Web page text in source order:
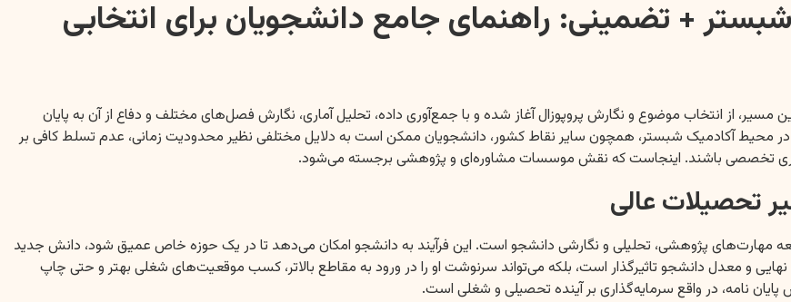
+ تضمینی: راهنمای جامع دانشجویان برای انتخابی
از انتخاب موضوع و نگارش پروپوزال آغاز شده و با جمع‌آوری داده، تحلیل آماری، نگارش فصل‌های مختلف و دفاع از آن به پایان
محیط آکادمیک شبستر، همچون سایر نقاط کشور، دانشجویان ممکن است به دلایل مختلفی نظیر محدودیت زمانی، عدم تسلط کافی بر
یاری تخصصی باشند. اینجاست که نقش موسسات مشاوره‌ای و پژوهشی برجسته می‌شود.
تحصیلات عالی
مهارت‌های پژوهشی، تحلیلی و نگارشی دانشجو است. این فرآیند به دانشجو امکان می‌دهد تا در یک حوزه خاص عمیق شود، دانش جدید
و معدل دانشجو تاثیرگذار است، بلکه می‌تواند سرنوشت او را در ورود به مقاطع بالاتر، کسب موقعیت‌های شغلی بهتر و حتی چاپ
نامه، در واقع سرمایه‌گذاری بر آینده تحصیلی و شغلی است.